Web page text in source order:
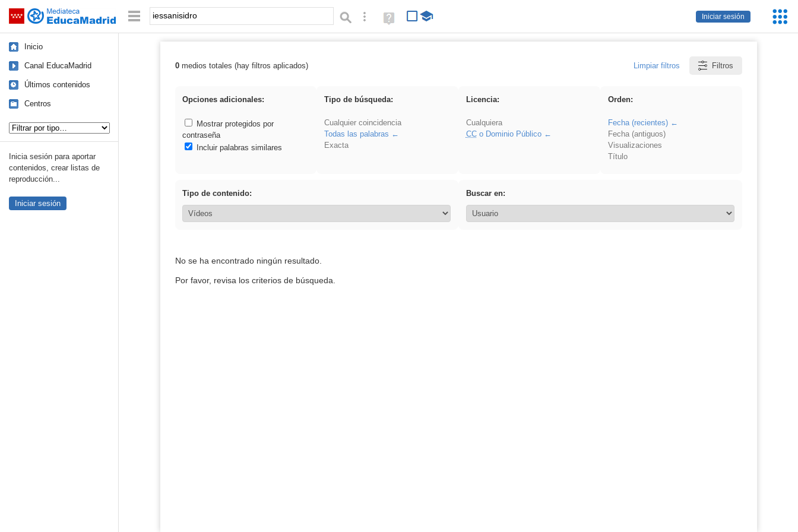
Saltar navegación
Iniciar sesión
Palabra o frase: Búsqueda avanzada
Ayuda
(en
Inicio
Canal EducaMadrid
Últimos contenidos
Centros
Inicia sesión para aportar
contenidos, crear listas de
reproducción...
Iniciar sesión
Resultados de: iessanisidro
0medios totales (hay filtros aplicados) Limpiar filtros Filtros
Opciones adicionales:
Mostrar protegidos por
contraseña
Incluir palabras similares
Tipo de búsqueda:
Cualquier coincidencia
Todas las palabras
Exacta
Licencia:
Cualquiera
CCo Dominio Público
Orden:
Fecha (recientes)
Fecha (antiguos)
Visualizaciones
Título
Tipo de contenido: Buscar en:
No se ha encontrado ningún resultado.
Por favor, revisa los criterios de búsqueda.